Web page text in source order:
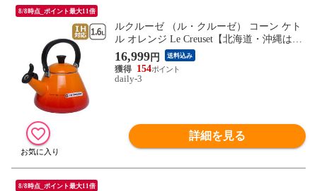
8/8時点_ポイント最大11倍
ルクルーゼ （ル・クルーゼ） コーン ケト
ル オレンジ Le Creuset【北海道・沖縄は99
0円加算】 lec501
16,999円 送料込み
154
daily-3
詳細を見る
8/8時点_ポイント最大11倍